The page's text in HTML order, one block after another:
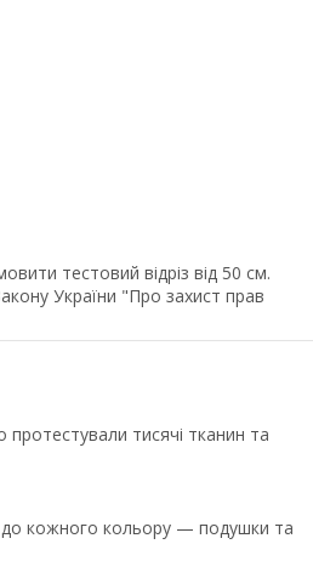
тестовий відріз від 50 см.
України "Про захист прав
тисячі тканин та
до кожного кольору — подушки та